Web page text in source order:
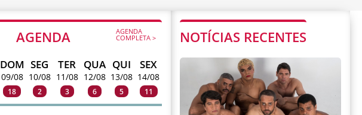
AGENDA AGENDA
COMPLETA >
DOM
09/08
18
SEG
10/08
2
TER
11/08
3
QUA
12/08
6
QUI
13/08
5
SEX
14/08
11
NOTÍCIAS RECENTES